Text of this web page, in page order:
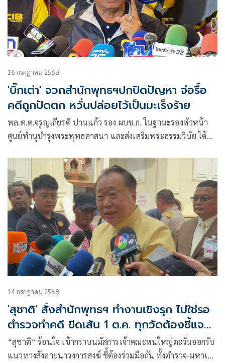
16 กรกฎาคม 2568
'บิ๊กเต่า' จวกสำนักพุทธฯปกปิดปัญหา จ่อรื้อ
คดีถูกปัดตก หวั่นปล่อยไว้เป็นมะเร็งร้าย
พล.ต.ต.จรูญเกียรติ ปานแก้ว รอง ผบช.ก. ในฐานะรองหัวหน้า
ศูนย์ทำนุบำรุงพระพุทธศาสนา และส่งเสริมพระธรรมวินัย ได้
เสริมพระธรรมวินัย เพื่อกำหนดทิศทางและวางกรอบการทำงาน
ของคณะทำงานฯ
14 กรกฎาคม 2568
'สุชาติ' สั่งสำนักพุทธฯ ทำงานเชิงรุก ไม่ใช่รอ
ตำรวจทำคดี ขีดเส้น 1 ต.ค. ทุกวัดต้องชี้แจง
บัญชี
“สุชาติ” ร้อนใจ เข้ากราบนมัสการเจ้าคณะหนใหญ่ตะวันออกรับ
แนวทางสังคายนาวงการสงฆ์ ชี้ต้องร่วมมือกัน ทั้งตำรวจ-มหาเถร